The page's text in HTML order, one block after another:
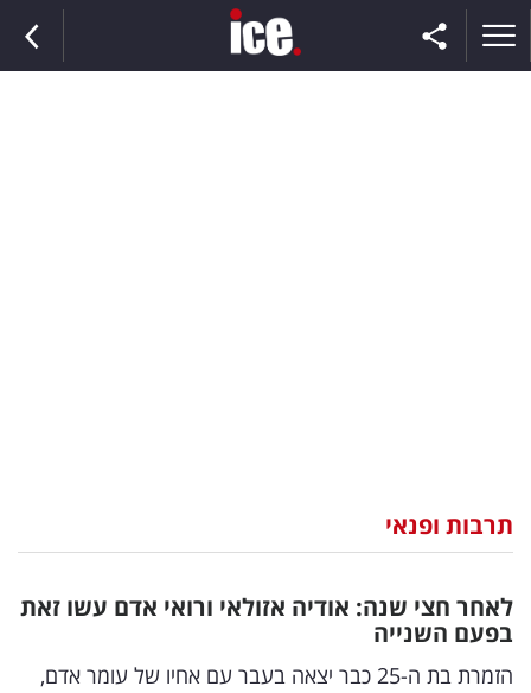
וצרכנות
דיגיטל
וטק
תרבות ופנאי
לאחר חצי שנה: אודיה אזולאי ורואי אדם עשו זאת
בפעם השנייה
הזמרת בת ה-25 כבר יצאה בעבר עם אחיו של עומר אדם,